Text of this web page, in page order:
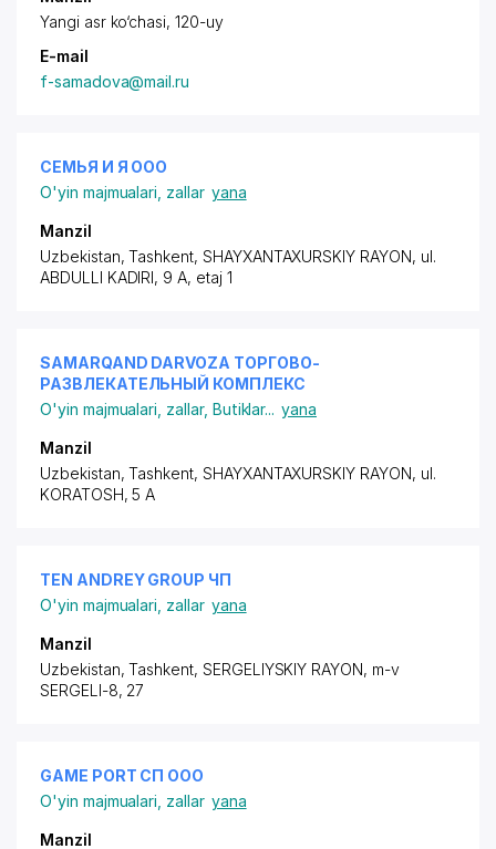
Yangi asrko‘chasi, 120-uy
E-mail
f-samadova@mail.ru
СЕМЬЯ И Я ООО
O'yin majmualari, zallar yana
Manzil
Uzbekistan, Tashkent, SHAYXANTAXURSKIY RAYON, ul.
ABDULLI KADIRI, 9 A, etaj 1
SAMARQAND DARVOZA ТОРГОВО-
РАЗВЛЕКАТЕЛЬНЫЙ КОМПЛЕКС
O'yin majmualari, zallar, Butiklar... yana
Manzil
Uzbekistan, Tashkent, SHAYXANTAXURSKIY RAYON, ul.
KORATOSH, 5 A
TEN ANDREY GROUP ЧП
O'yin majmualari, zallar yana
Manzil
Uzbekistan, Tashkent, SERGELIYSKIY RAYON, m-v
SERGELI-8, 27
GAME PORT СП ООО
O'yin majmualari, zallar yana
Manzil